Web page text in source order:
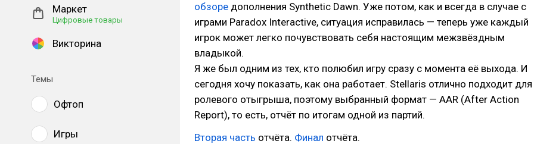
Маркет
Цифровые товары
Викторина
Темы
Офтоп
Игры
обзоре дополнения Synthetic Dawn. Уже потом, как и всегда в случае с
играми Paradox Interactive, ситуация исправилась — теперь уже каждый
игрок может легко почувствовать себя настоящим межзвёздным
владыкой.
Я же был одним из тех, кто полюбил игру сразу с момента её выхода. И
сегодня хочу показать, как она работает. Stellaris отлично подходит для
ролевого отыгрыша, поэтому выбранный формат — AAR (After Action
Report), то есть, отчёт по итогам одной из партий.
Вторая часть отчёта. Финал отчёта.